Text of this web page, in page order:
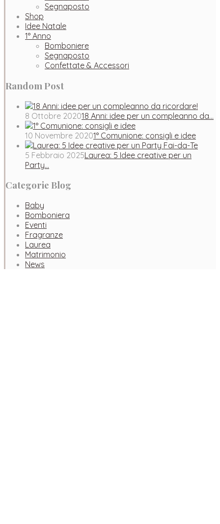
Segnaposto
Shop
Idee Natale
1° Anno
Bomboniere
Segnaposto
Confettate & Accessori
Random Post
8 Ottobre 202018 Anni: idee per un compleanno da…
10 Novembre 20201° Comunione: consigli e idee
5 Febbraio 2025Laurea: 5 Idee creative per un
Party…
Categorie Blog
Baby
Bomboniera
Eventi
Fragranze
Laurea
Matrimonio
News